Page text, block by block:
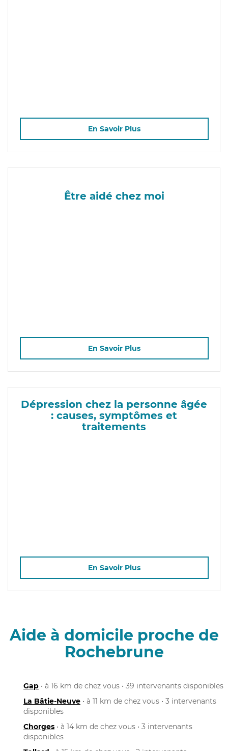
En Savoir Plus
Être aidé chez moi
En Savoir Plus
Dépression chez la personne âgée
: causes, symptômes et
traitements
En Savoir Plus
Aide à domicile proche de
Rochebrune
Gap • à 16 km de chez vous • 39 intervenants disponibles
La Bâtie-Neuve • à 11 km de chez vous • 3 intervenants
disponibles
Chorges • à 14 km de chez vous • 3 intervenants
disponibles